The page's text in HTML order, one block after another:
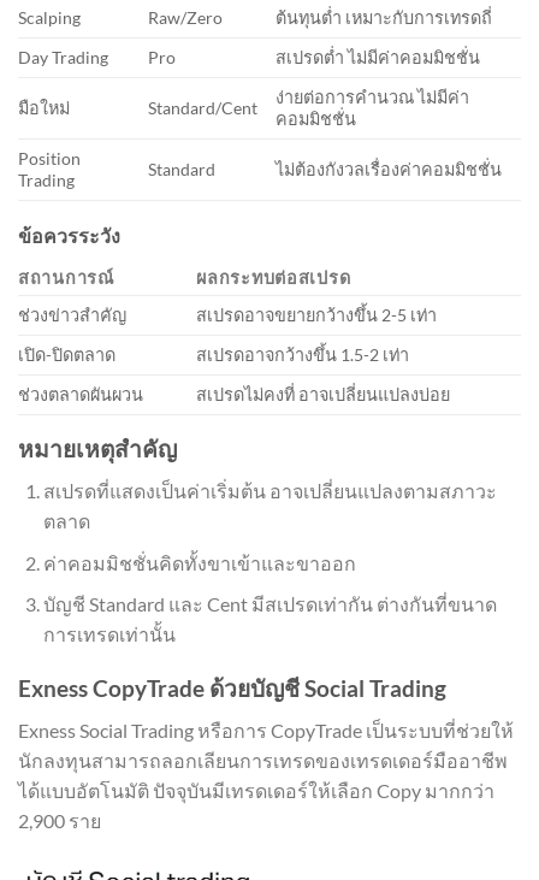
Scalping Raw/Zero
ต้นทุนต่ำ เหมาะกับการเทรดถี่
Day Trading
Pro สเปรดต่ำ ไม่มีค่าคอมมิชชั่น
มือใหม่ Standard/Cent
ง่ายต่อการคำนวณ ไม่มีค่า
คอมมิชชั่น
Position
Trading
Standard ไม่ต้องกังวลเรื่องค่าคอมมิชชั่น
ข้อควรระวัง
สถานการณ์
ผลกระทบต่อสเปรด
ช่วงข่าวสำคัญ
สเปรดอาจขยายกว้างขึ้น 2-5 เท่า
เปิด-ปิดตลาด
สเปรดอาจกว้างขึ้น 1.5-2 เท่า
ช่วงตลาดผันผวน
สเปรดไม่คงที่ อาจเปลี่ยนแปลงบ่อย
หมายเหตุสำคัญ
สเปรดที่แสดงเป็นค่าเริ่มต้น อาจเปลี่ยนแปลงตามสภาวะ
ตลาด
ค่าคอมมิชชั่นคิดทั้งขาเข้าและขาออก
บัญชี Standard และ Cent มีสเปรดเท่ากัน ต่างกันที่ขนาด
การเทรดเท่านั้น
Exness CopyTrade ด้วยบัญชี Social Trading
Exness Social Trading หรือการ CopyTrade เป็นระบบที่ช่วยให้
นักลงทุนสามารถลอกเลียนการเทรดของเทรดเดอร์มืออาชีพ
ได้แบบอัตโนมัติ ปัจจุบันมีเทรดเดอร์ให้เลือก Copy มากกว่า
2,900 ราย